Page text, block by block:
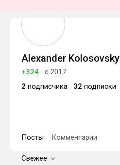
Alexander Kolosovsky
+324
с 2017
2 подписчика 32 подписки
Посты Комментарии
Свежее